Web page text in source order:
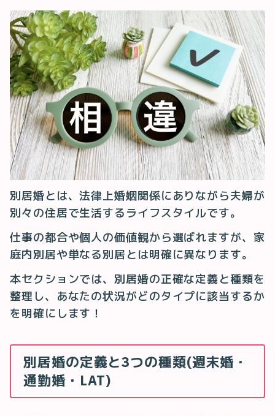
別居婚とは、法律上婚姻関係にありながら夫婦が
別々の住居で生活するライフスタイルです。
仕事の都合や個人の価値観から選ばれますが、家
庭内別居や単なる別居とは明確に異なります。
本セクションでは、別居婚の正確な定義と種類を
整理し、あなたの状況がどのタイプに該当するか
を明確にします！
別居婚の定義と3つの種類(週末婚・
通勤婚・LAT)